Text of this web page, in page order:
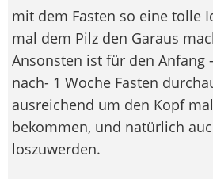
mit dem Fasten so eine tolle
mal dem Pilz den Garaus
Ansonsten ist für den Anfang
nach- 1 Woche Fasten
ausreichend um den Kopf
bekommen, und natürlich
loszuwerden.